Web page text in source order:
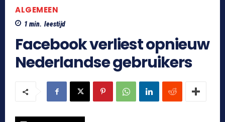
ALGEMEEN
1 min. leestijd
Facebook verliest opnieuw
Nederlandse gebruikers